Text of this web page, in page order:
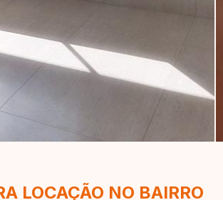
LOCAÇÃO NO BAIRRO